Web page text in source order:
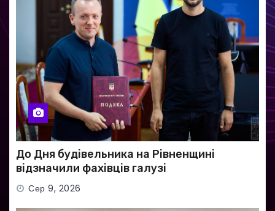
До Дня будівельника на Рівненщині
відзначили фахівців галузі
Сер 9, 2026